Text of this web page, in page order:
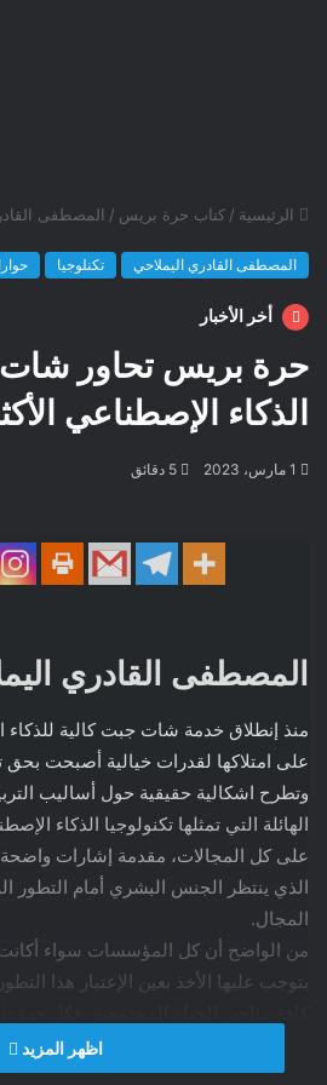
الرئيسية / كتاب حرة بريس / المصطفى
المصطفى القادري اليملاحي تكنلوجيا
أخر الأخبار
حرة بريس تحاور شات
الذكاء الإصطناعي
1 مارس، 2023
المصطفى القادري
منذ إنطلاق خدمة شات جبت كالية للذكاء
على امتلاكها لقدرات خيالية أصبحت بحق
وتطرح اشكالية حقيقية حول أساليب
الهائلة التي تمثلها تكنولوجيا الذكاء
على كل المجالات، مقدمة إشارات
الذي ينتظر الجنس البشري أمام التطور
المجال.
من الواضح أن كل المؤسسات سواء أكانت
يتوجب عليها الأخذ بعين الإعتبار هذا
الإصطناعي توشك على البقاء في مؤخرة
عنها ومواجهة الإنقراض. إليكم الحوار
اظهر المزيد